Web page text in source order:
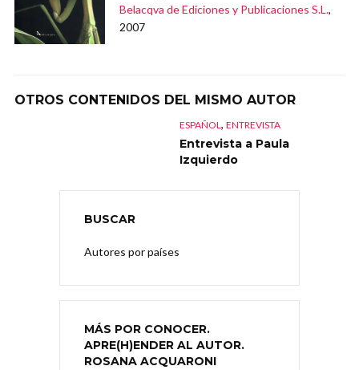
Belacqva de Ediciones y Publicaciones S.L.,
2007
OTROS CONTENIDOS DEL MISMO AUTOR
ESPAÑOL, ENTREVISTA
Entrevista a Paula
Izquierdo
BUSCAR
Autores por países
MÁS POR CONOCER.
APRE(H)ENDER AL AUTOR.
ROSANA ACQUARONI